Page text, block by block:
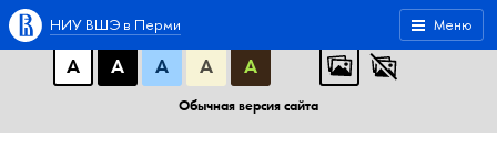
A A A
АБB
А
А А А А
Обычная версия сайта
Меню
НИУ ВШЭ в Перми